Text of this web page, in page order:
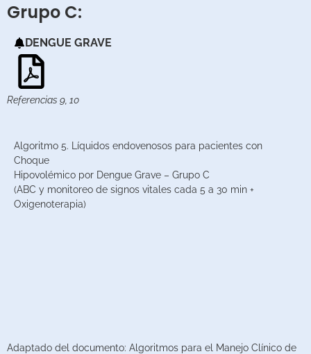
Grupo C:
DENGUE GRAVE
Referencias 9, 10
Algoritmo 5. Líquidos endovenosos para pacientes con
Choque
Hipovolémico por Dengue Grave – Grupo C
(ABC y monitoreo de signos vitales cada 5 a 30 min +
Oxigenoterapia)
Adaptado del documento: Algoritmos para el Manejo Clínico de